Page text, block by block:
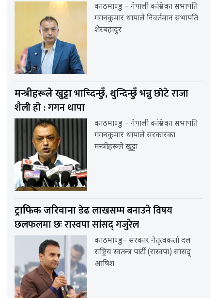
काठमाण्डु – नेपाली कांग्रेसका सभापति
गगनकुमार थापाले निवर्तमान सभापति
शेरबहादुर
मन्त्रीहरूले खुट्टाभाच्दिन्छुँ, थुन्दिन्छुँ भन्नु छोटे राजा
शैली हो : गगन थापा
काठमाण्डु – नेपाली कांग्रेसका सभापति
गगनकुमार थापाले सरकारका
मन्त्रीहरूले खुट्टा
ट्राफिक जरिवानाडेढ लाखसम्म बनाउने विषय
छलफलमा छः रास्वपा सांसद् गजुरेल
काठमाण्डु– सरकार नेतृत्वकर्ता दल
राष्ट्रिय स्वतन्त्र पार्टी (रास्वपा) सांसद्
आषिश